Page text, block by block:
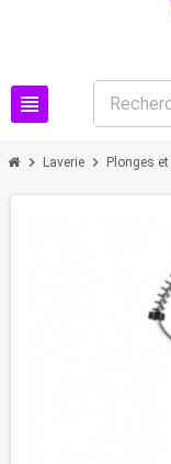
view_headline
chevron_right Laverie chevron_right Plonges